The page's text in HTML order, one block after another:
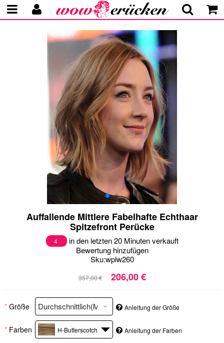
Auffallende Mittlere Fabelhafte Echthaar
Spitzefront Perücke
4
in den letzten 20 Minuten verkauft
Bewertung hinzufügen
Sku:wplw260
357,00 € 206,00 €
* Größe Anleitung der Größe
* Farben H-Butterscotch Anleitung der Farben